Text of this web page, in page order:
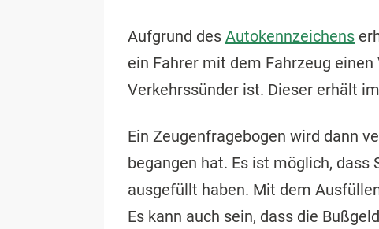
Aufgrund des Autokennzeichens
ein Fahrer mit dem Fahrzeug
Verkehrssünder ist. Dieser erhält
Ein Zeugenfragebogen wird dann
begangen hat. Es ist möglich, dass
ausgefüllt haben. Mit dem
Es kann auch sein, dass die